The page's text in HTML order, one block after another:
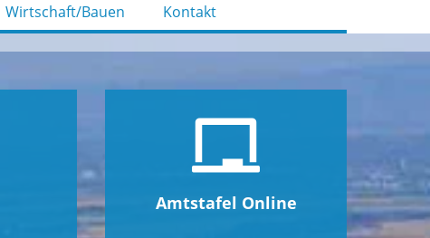
Wirtschaft/Bauen Kontakt
Amtstafel Online